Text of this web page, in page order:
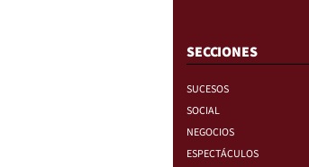
SECCIONES
SUCESOS
SOCIAL
NEGOCIOS
ESPECTÁCULOS